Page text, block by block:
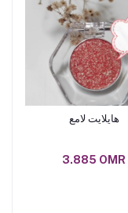
هايلايت لامع
3.885 OMR